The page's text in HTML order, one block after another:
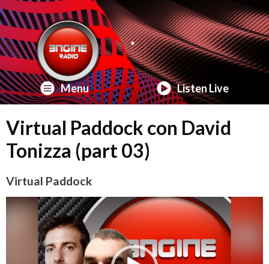
Menu Listen Live
Virtual Paddock con David
Tonizza (part 03)
Virtual Paddock
Video